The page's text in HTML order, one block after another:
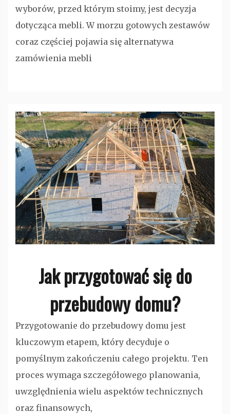
wyborów, przed którym stoimy, jest decyzja
dotycząca mebli. W morzu gotowych zestawów
coraz częściej pojawia się alternatywa
zamówienia mebli
Jak przygotować się do
przebudowy domu?
Przygotowanie do przebudowy domu jest
kluczowym etapem, który decyduje o
pomyślnym zakończeniu całego projektu. Ten
proces wymaga szczegółowego planowania,
uwzględnienia wielu aspektów technicznych
oraz finansowych,